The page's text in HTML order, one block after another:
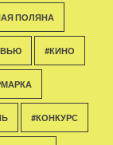
ПОЛЯНА
#КИНО
#КОНКУРС